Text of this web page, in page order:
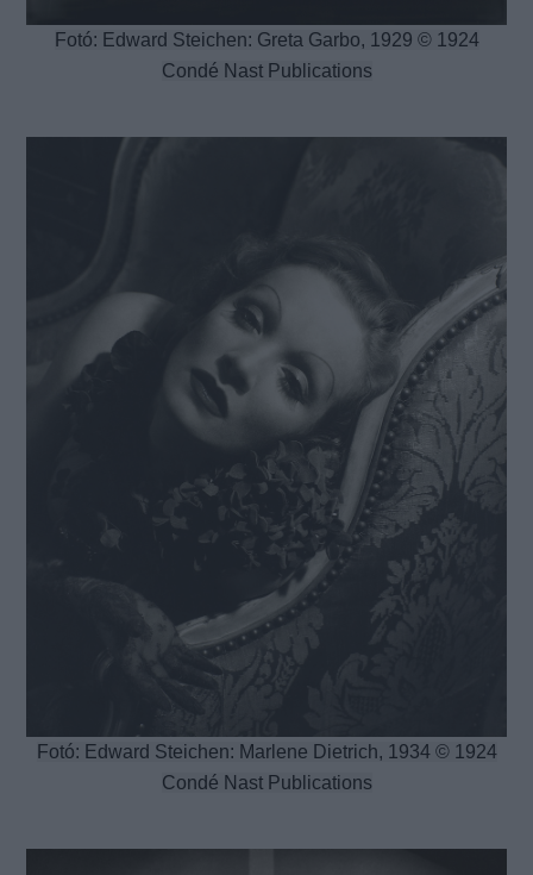
Fotó: Edward Steichen: Greta Garbo, 1929 © 1924
Condé Nast Publications
Fotó: Edward Steichen: Marlene Dietrich, 1934 © 1924
Condé Nast Publications